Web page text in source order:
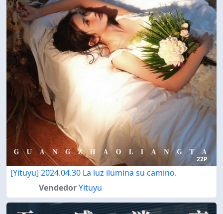
22P
[Yituyu] 2024.04.30 La luz ilumina su camino.
VendedorYituyu